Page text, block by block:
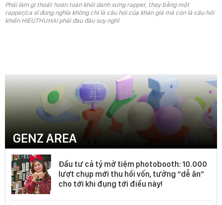
Phải làm gì thoát hoàn toàn khỏi danh xưng rapper, thay bằng một
rapper/ca sĩ đúng nghĩa không chỉ là câu hỏi của khán giả mà còn là câu hỏi
khiến HIEUTHUHAI phải đau đáu suy nghĩ
GENZ AREA
Đầu tư cả tỷ mở tiệm photobooth: 10.000
lượt chụp mới thu hồi vốn, tưởng “dễ ăn”
cho tới khi đụng tới điều này!